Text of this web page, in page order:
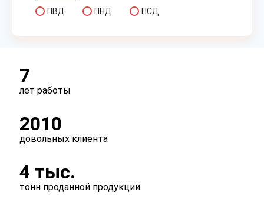
ПВД ПНД ПСД
30л
180л
свое
Фальц
есть нет
7
лет работы
2010
довольных клиента
4 тыс.
тонн проданной продукции